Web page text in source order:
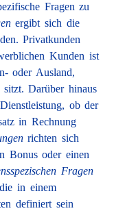
Fragen zu
ergibt sich die
Privatkunden
Kunden ist
oder Ausland,
Darüber hinaus
ob der
in Rechnung
richten sich
Bonus oder einen
Fragen
in einem
definiert sein